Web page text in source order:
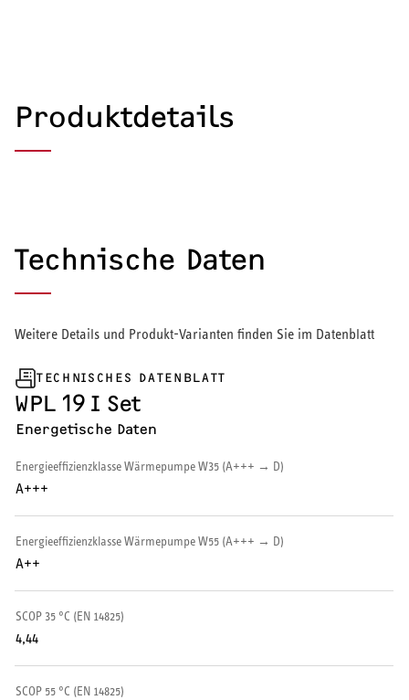
HEIZEN UND KÜHLEN
Wärmepumpe
Regelung / Energiemanagement
Elektroheizung
Produktdetails
Technische Daten
Weitere Details und Produkt-Varianten finden Sie im Datenblatt
TECHNISCHES DATENBLATT
WPL 19 I Set
Energetische Daten
Energieeffizienzklasse Wärmepumpe W35 (A+++ → D)
A+++
Energieeffizienzklasse Wärmepumpe W55 (A+++ → D)
A++
SCOP 35 °C (EN 14825)
4,44
SCOP 55 °C (EN 14825)